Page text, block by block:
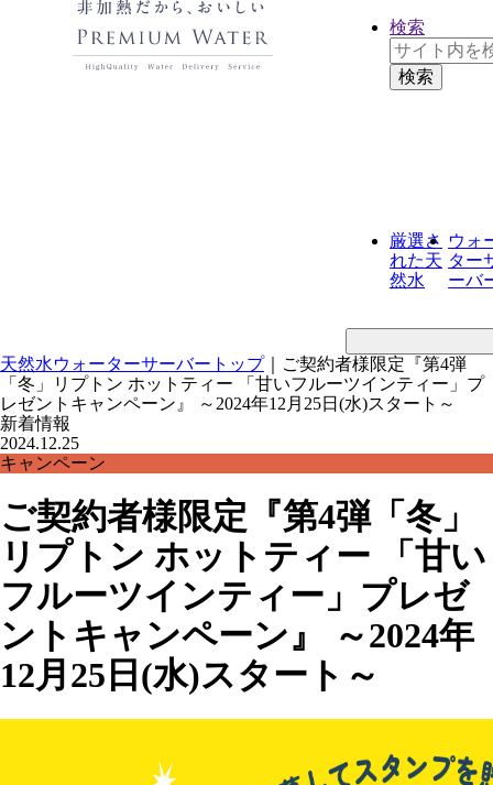
厳選さ
れた天
然水
ウォ
ター
ーバ
検索
天然水ウォーターサーバートップ｜
ご契約者様限定『第4弾
「冬」リプトン ホットティー 「甘いフルーツインティー」プ
レゼントキャンペーン』 ～2024年12月25日(水)スタート～
新着情報
2024.12.25
キャンペーン
ご契約者様限定『第4弾「冬」
リプトン ホットティー 「甘い
フルーツインティー」プレゼ
ントキャンペーン』 ～2024年
12月25日(水)スタート～